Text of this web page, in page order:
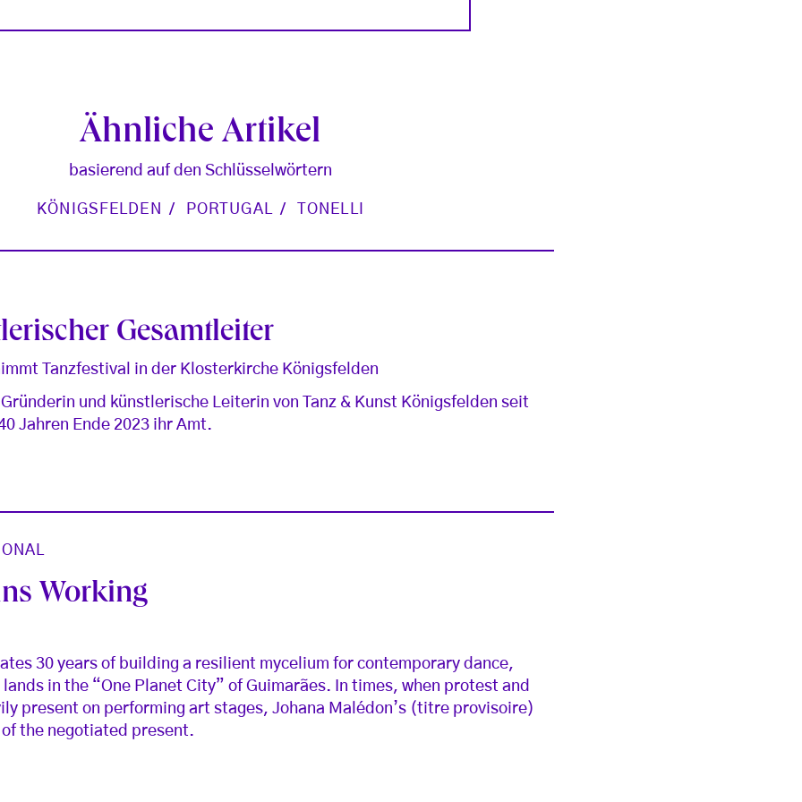
Ähnliche Artikel
basierend auf den Schlüsselwörtern
KÖNIGSFELDEN PORTUGAL TONELLI
Gesamtleiter
Tanzfestival in der Klosterkirche Königsfelden
und künstlerische Leiterin von Tanz & Kunst Königsfelden seit
Jahren Ende 2023 ihr Amt.
Working
30 years of building a resilient mycelium for contemporary dance,
in the “One Planet City” of Guimarães. In times, when protest and
present on performing art stages, Johana Malédon’s (titre provisoire)
the negotiated present.